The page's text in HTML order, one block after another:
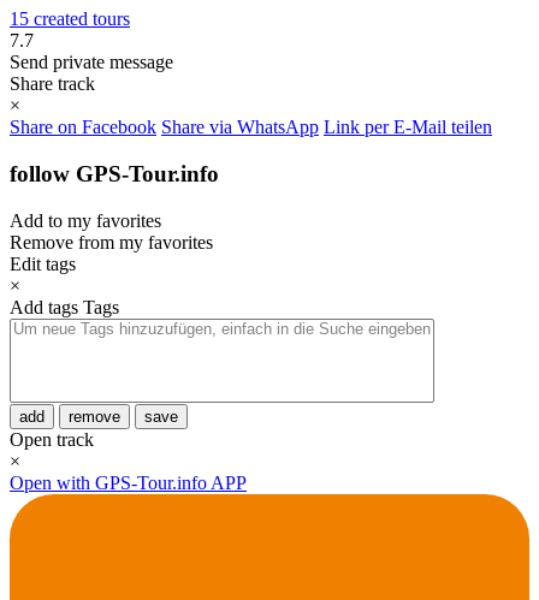
15 created tours
7.7
Send private message
Share track
×
Share on Facebook Share via WhatsApp Link per E-Mail teilen
follow GPS-Tour.info
Add to my favorites
Remove from my favorites
Edit tags
×
Add tags Tags
add remove save
Open track
×
Open with GPS-Tour.info APP